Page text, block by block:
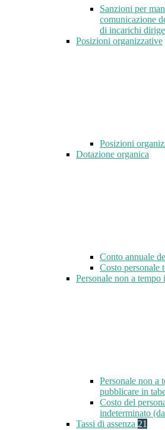
Sanzioni per
comunicazione
di incarichi
Posizioni organizzative
Posizioni
Dotazione organica
Conto annuale
Costo personale
Personale non a tempo
Personale non a
pubblicare in
Costo del
indeterminato
Tassi di assenza 21